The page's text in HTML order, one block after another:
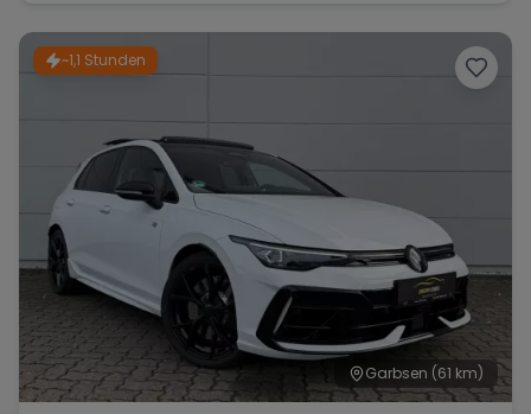
~1,1 Stunden
Garbsen (61 km)